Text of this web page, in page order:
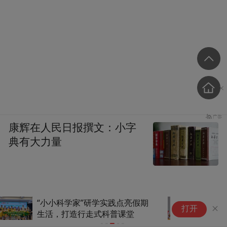
课堂连市场，入学即入行 打开
康辉在人民日报撰文：小字
典有大力量